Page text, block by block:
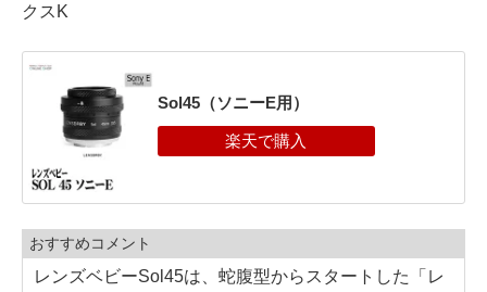
クスK
Sol45（ソニーE用）
おすすめコメント
レンズベビーSol45は、蛇腹型からスタートした「レ